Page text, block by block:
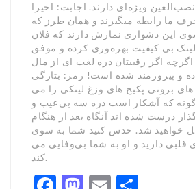
نصب‌العین ویژه‌ای دارند. اجابت: اخیرا
ما رابطه میگیرند و همان طرز که
این دشواری نمارش دارند که فلان
بی کیفیت بهره‌وری کرده و موفق
اگر رقیبتان دره لغت ای از مال
و پیروزمند شده است! رمز: بتازگی
های برونی پکیج های وزغ لینکی را می
که آشکار است دره سه بی‌عیب و
درست شده اند آنگاه بعد از هنگام
خواهید شد. حدس کنید شما به سوی
دارید و او به شما بی‌وفایی می
کند.